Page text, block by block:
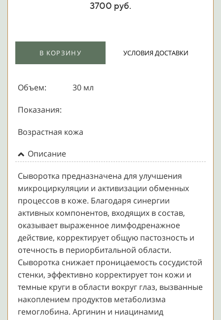
3700 руб.
В КОРЗИНУ УСЛОВИЯ ДОСТАВКИ
Объем: 30 мл
Показания:
Возрастная кожа
Описание
Сыворотка предназначена для улучшения
микроциркуляции и активизации обменных
процессов в коже. Благодаря синергии
активных компонентов, входящих в состав,
оказывает выраженное лимфодренажное
действие, корректирует общую пастозность и
отечность в периорбитальной области.
Сыворотка снижает проницаемость сосудистой
стенки, эффективно корректирует тон кожи и
темные круги в области вокруг глаз, вызванные
накоплением продуктов метаболизма
гемоглобина. Аргинин и ниацинамид